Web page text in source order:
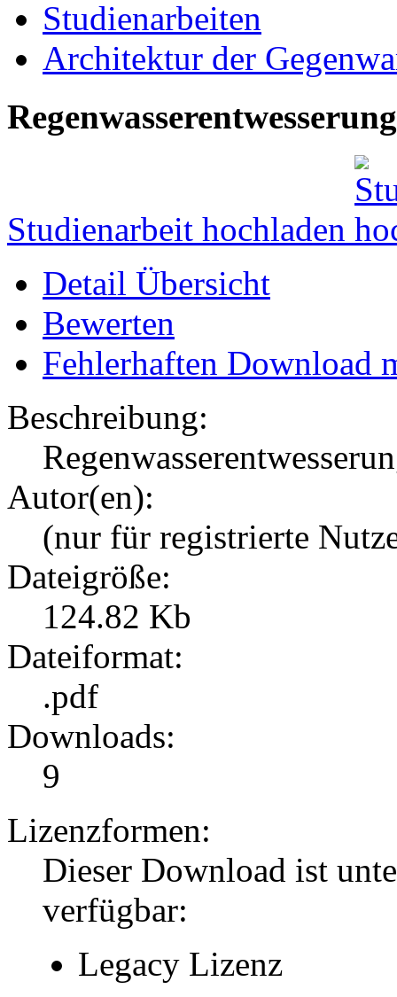
Studienarbeiten
Architektur der
Regenwasserentwesserung
Studienarbeit hochladen
Detail Übersicht
Bewerten
Fehlerhaften Download
Beschreibung:
Autor(en):
(nur für registrierte
Dateigröße:
124.82 Kb
Dateiformat:
.pdf
Downloads:
9
Lizenzformen:
Dieser Download ist
verfügbar:
Legacy Lizenz